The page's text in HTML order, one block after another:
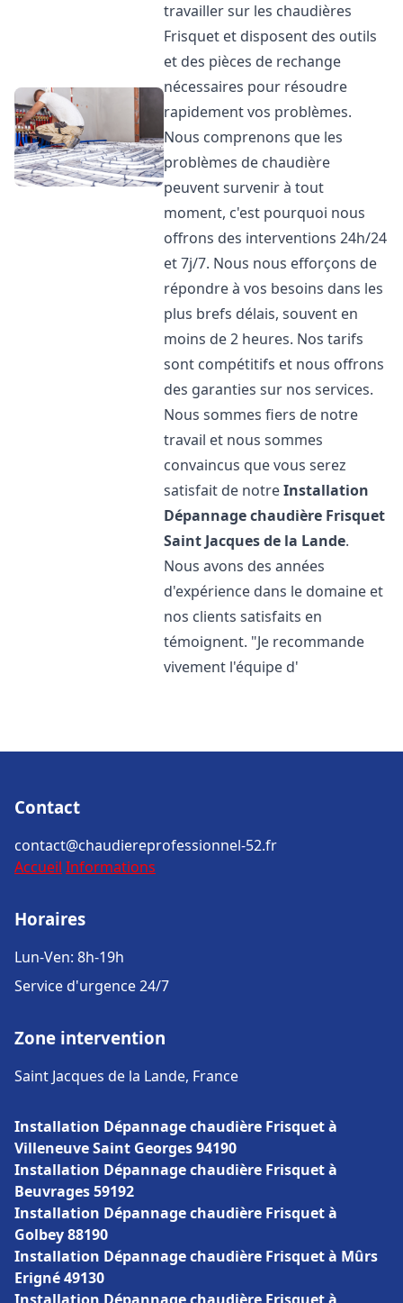
travailler sur les chaudières
Frisquet et disposent des outils
et des pièces de rechange
nécessaires pour résoudre
rapidement vos problèmes.
Nous comprenons que les
problèmes de chaudière
peuvent survenir à tout
moment, c'est pourquoi nous
offrons des interventions 24h/24
et 7j/7. Nous nous efforçons de
répondre à vos besoins dans les
plus brefs délais, souvent en
moins de 2 heures. Nos tarifs
sont compétitifs et nous offrons
des garanties sur nos services.
Nous sommes fiers de notre
travail et nous sommes
convaincus que vous serez
satisfait de notreInstallation
Dépannage chaudière Frisquet
Saint Jacques de la Lande.
Nous avons des années
d'expérience dans le domaine et
nos clients satisfaits en
témoignent. "Je recommande
vivement l'équipe d'
Contact
contact@chaudiereprofessionnel-52.fr
Accueil Informations
Horaires
Lun-Ven: 8h-19h
Service d'urgence 24/7
Zone intervention
Saint Jacques de la Lande, France
Installation Dépannage chaudière Frisquet à
Villeneuve Saint Georges 94190
Installation Dépannage chaudière Frisquet à
Beuvrages 59192
Installation Dépannage chaudière Frisquet à
Golbey 88190
Installation Dépannage chaudière Frisquet à Mûrs
Erigné 49130